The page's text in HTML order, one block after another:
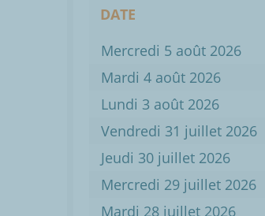
DATE
Mercredi 5 août 2026
Mardi 4 août 2026
Lundi 3 août 2026
Vendredi 31 juillet 2026
Jeudi 30 juillet 2026
Mercredi 29 juillet 2026
Mardi 28 juillet 2026